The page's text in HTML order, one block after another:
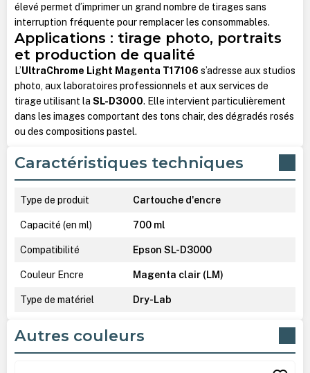
élevé permet d’imprimer un grand nombre de tirages sans
interruption fréquente pour remplacer les consommables.
Applications : tirage photo, portraits
et production de qualité
L’UltraChrome Light Magenta T17106 s’adresse aux studios
photo, aux laboratoires professionnels et aux services de
tirage utilisant la SL-D3000. Elle intervient particulièrement
dans les images comportant des tons chair, des dégradés rosés
ou des compositions pastel.
Caractéristiques techniques
Type de produit Cartouche d'encre
Capacité (en ml) 700 ml
Compatibilité Epson SL-D3000
Couleur Encre Magenta clair (LM)
Type de matériel Dry-Lab
Autres couleurs